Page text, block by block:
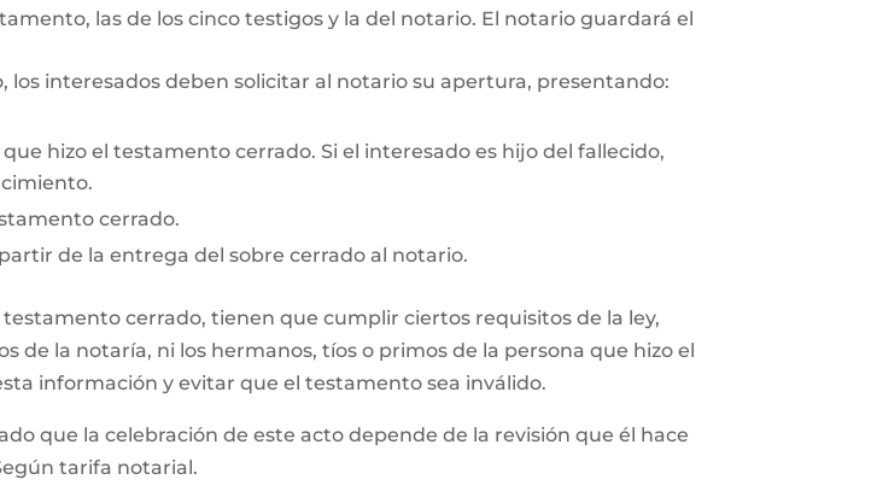
las de los cinco testigos y la del notario. El notario guardará el
interesados deben solicitar al notario su apertura, presentando:
hizo el testamento cerrado. Si el interesado es hijo del fallecido,
cerrado.
de la entrega del sobre cerrado al notario.
cerrado, tienen que cumplir ciertos requisitos de la ley,
de la notaría, ni los hermanos, tíos o primos de la persona que hizo el
información y evitar que el testamento sea inválido.
que la celebración de este acto depende de la revisión que él hace
tarifa notarial.